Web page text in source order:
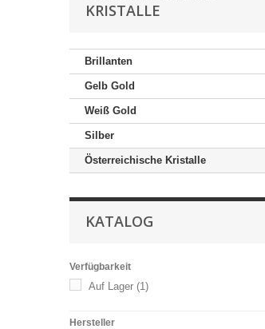
KRISTALLE
Brillanten
Gelb Gold
Weiß Gold
Silber
Österreichische Kristalle
KATALOG
Verfügbarkeit
Auf Lager (1)
Hersteller